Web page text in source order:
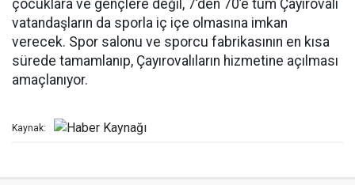
çocuklara ve gençlere değil, 7’den 70’e tüm Çayırovalı
vatandaşların da sporla iç içe olmasına imkan
verecek. Spor salonu ve sporcu fabrikasının en kısa
sürede tamamlanıp, Çayırovalıların hizmetine açılması
amaçlanıyor.
Kaynak: